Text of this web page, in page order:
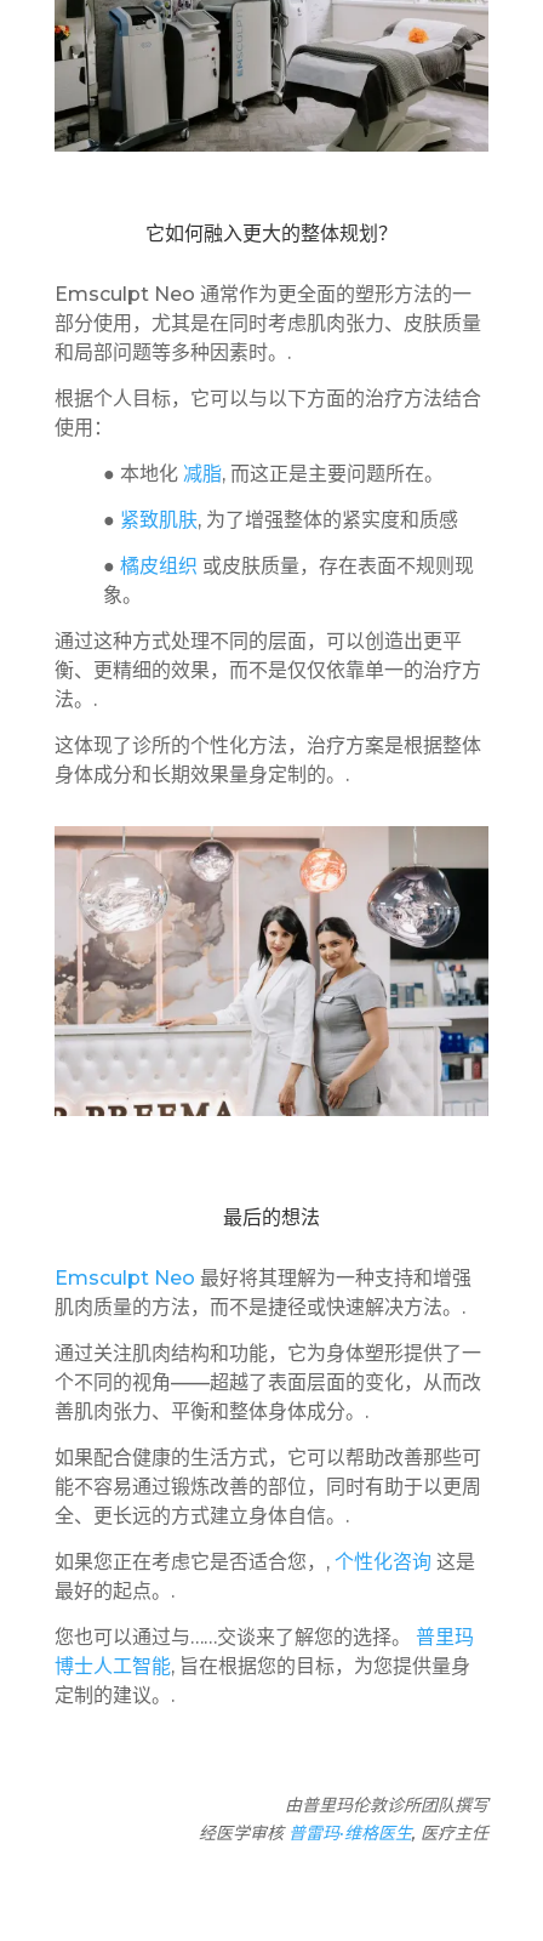
它如何融入更大的整体规划？
Emsculpt Neo 通常作为更全面的塑形方法的一
部分使用，尤其是在同时考虑肌肉张力、皮肤质量
和局部问题等多种因素时。.
根据个人目标，它可以与以下方面的治疗方法结合
使用：
● 本地化 减脂, 而这正是主要问题所在。
● 紧致肌肤, 为了增强整体的紧实度和质感
● 橘皮组织 或皮肤质量，存在表面不规则现
象。
通过这种方式处理不同的层面，可以创造出更平
衡、更精细的效果，而不是仅仅依靠单一的治疗方
法。.
这体现了诊所的个性化方法，治疗方案是根据整体
身体成分和长期效果量身定制的。.
最后的想法
Emsculpt Neo 最好将其理解为一种支持和增强
肌肉质量的方法，而不是捷径或快速解决方法。.
通过关注肌肉结构和功能，它为身体塑形提供了一
个不同的视角——超越了表面层面的变化，从而改
善肌肉张力、平衡和整体身体成分。.
如果配合健康的生活方式，它可以帮助改善那些可
能不容易通过锻炼改善的部位，同时有助于以更周
全、更长远的方式建立身体自信。.
如果您正在考虑它是否适合您，, 个性化咨询 这是
最好的起点。.
您也可以通过与……交谈来了解您的选择。 普里玛
博士人工智能, 旨在根据您的目标，为您提供量身
定制的建议。.
由普里玛伦敦诊所团队撰写
经医学审核 普雷玛·维格医生, 医疗主任